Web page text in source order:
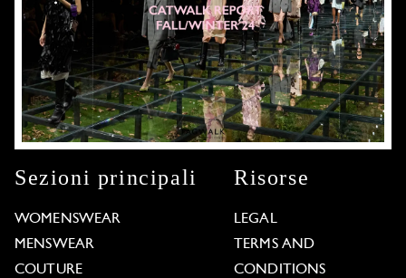
Sezioni principali
WOMENSWEAR
MENSWEAR
COUTURE
Risorse
LEGAL
TERMS AND
CONDITIONS